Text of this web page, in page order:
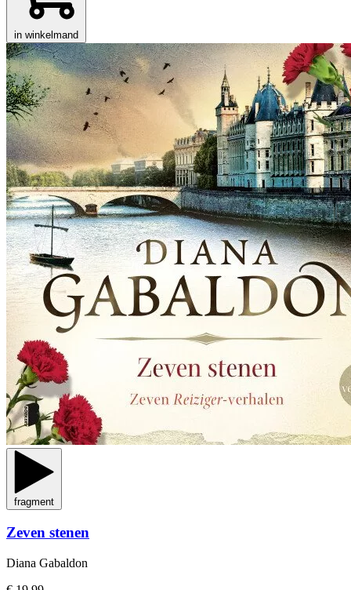
in winkelmand
fragment
Zeven stenen
Diana Gabaldon